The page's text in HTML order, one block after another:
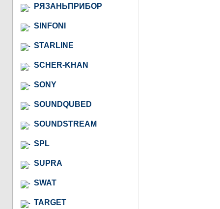
РЯЗАНЬПРИБОР
SINFONI
STARLINE
SCHER-KHAN
SONY
SOUNDQUBED
SOUNDSTREAM
SPL
SUPRA
SWAT
TARGET